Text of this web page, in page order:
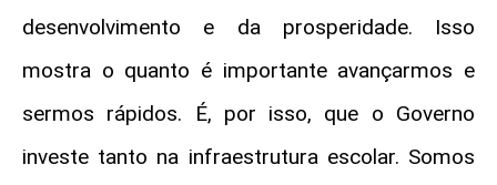
desenvolvimento e da prosperidade. Isso
mostra o quanto é importante avançarmos e
sermos rápidos. É, por isso, que o Governo
investe tanto na infraestrutura escolar. Somos